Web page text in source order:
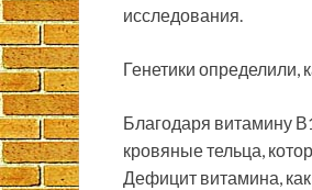
исследования.
Генетики определили,
Благодаря витамину
кровяные тельца,
Дефицит витамина,